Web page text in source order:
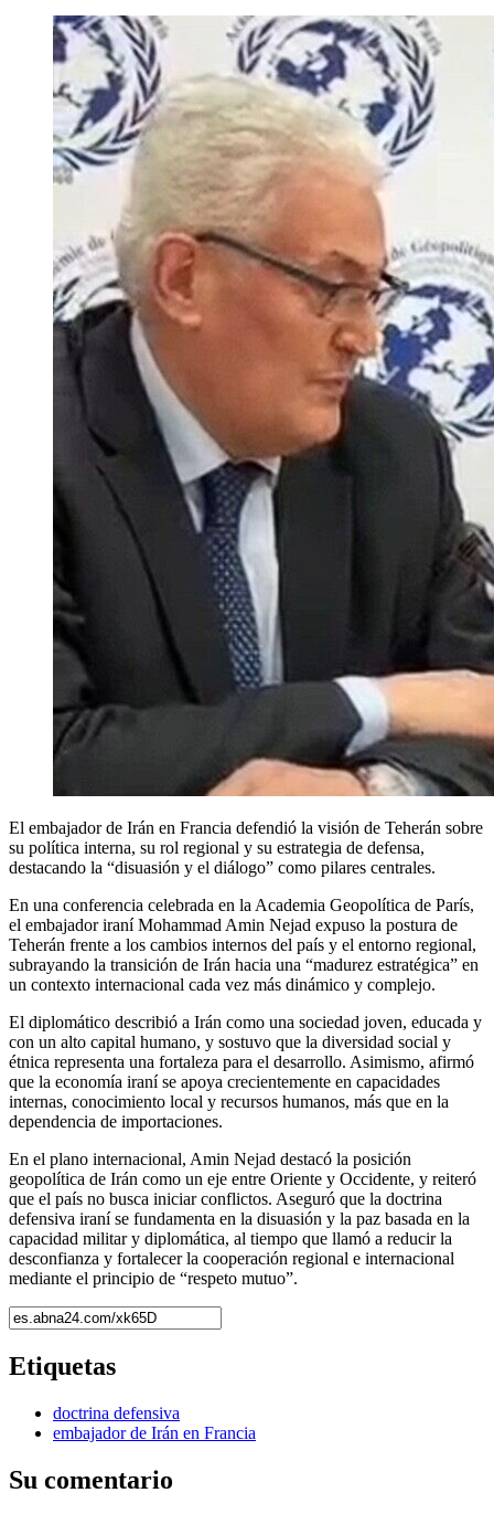
El embajador de Irán en Francia defendió la visión de Teherán sobre
su política interna, su rol regional y su estrategia de defensa,
destacando la “disuasión y el diálogo” como pilares centrales.
En una conferencia celebrada en la Academia Geopolítica de París,
el embajador iraní Mohammad Amin Nejad expuso la postura de
Teherán frente a los cambios internos del país y el entorno regional,
subrayando la transición de Irán hacia una “madurez estratégica” en
un contexto internacional cada vez más dinámico y complejo.
El diplomático describió a Irán como una sociedad joven, educada y
con un alto capital humano, y sostuvo que la diversidad social y
étnica representa una fortaleza para el desarrollo. Asimismo, afirmó
que la economía iraní se apoya crecientemente en capacidades
internas, conocimiento local y recursos humanos, más que en la
dependencia de importaciones.
En el plano internacional, Amin Nejad destacó la posición
geopolítica de Irán como un eje entre Oriente y Occidente, y reiteró
que el país no busca iniciar conflictos. Aseguró que la doctrina
defensiva iraní se fundamenta en la disuasión y la paz basada en la
capacidad militar y diplomática, al tiempo que llamó a reducir la
desconfianza y fortalecer la cooperación regional e internacional
mediante el principio de “respeto mutuo”.
Etiquetas
doctrina defensiva
embajador de Irán en Francia
Su comentario